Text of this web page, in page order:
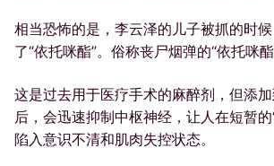
相当恐怖的是，李云泽的儿子被抓的时
了“依托咪酯”。俗称丧尸烟弹的“依托咪酯
这是过去用于医疗手术的麻醉剂，但添
后，会迅速抑制中枢神经，让人在短暂
陷入意识不清和肌肉失控状态。